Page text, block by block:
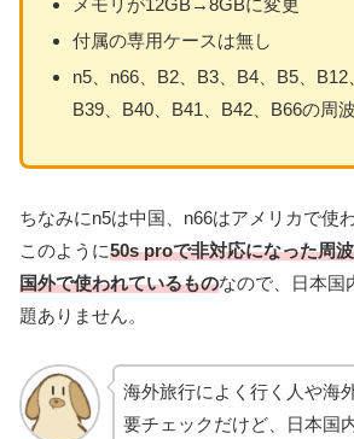
メモリが12GB→8GBに変更
付属の専用ケースは無し
n5、n66、B2、B3、B4、B5、B12
B39、B40、B41、B42、B66の周
ちなみにn5は中国、n66はアメリカで使
このように50s proで非対応になった周
国外で使われているものなので、日本国
題ありません。
海外旅行によく行く人や海
要チェックだけど、日本国